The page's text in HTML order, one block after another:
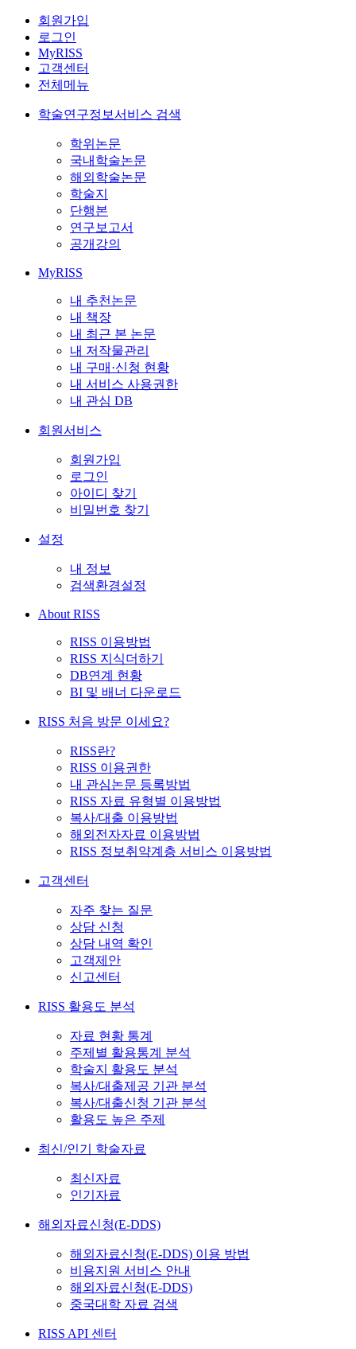
회원가입
로그인
MyRISS
고객센터
전체메뉴
학술연구정보서비스 검색
학위논문
국내학술논문
해외학술논문
학술지
단행본
연구보고서
공개강의
MyRISS
내 추천논문
내 책장
내 최근 본 논문
내 저작물관리
내 구매·신청 현황
내 서비스 사용권한
내 관심 DB
회원서비스
회원가입
로그인
아이디 찾기
비밀번호 찾기
설정
내 정보
검색환경설정
About RISS
RISS 이용방법
RISS 지식더하기
DB연계 현황
BI 및 배너 다운로드
RISS 처음 방문 이세요?
RISS란?
RISS 이용권한
내 관심논문 등록방법
RISS 자료 유형별 이용방법
복사/대출 이용방법
해외전자자료 이용방법
RISS 정보취약계층 서비스 이용방법
고객센터
자주 찾는 질문
상담 신청
상담 내역 확인
고객제안
신고센터
RISS 활용도 분석
자료 현황 통계
주제별 활용통계 분석
학술지 활용도 분석
복사/대출제공 기관 분석
복사/대출신청 기관 분석
활용도 높은 주제
최신/인기 학술자료
최신자료
인기자료
해외자료신청(E-DDS)
해외자료신청(E-DDS) 이용 방법
비용지원 서비스 안내
해외자료신청(E-DDS)
중국대학 자료 검색
RISS API 센터